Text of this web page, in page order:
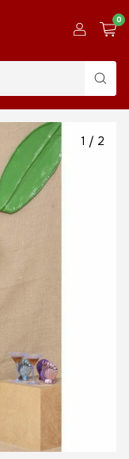
0
1 / 2